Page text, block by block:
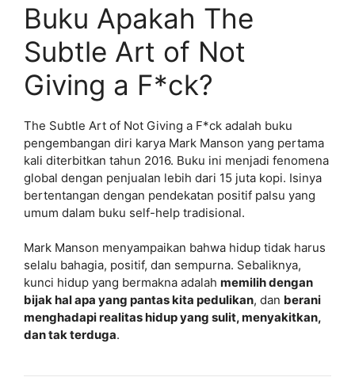
Buku Apakah The
Subtle Art of Not
Giving a F*ck?
The Subtle Art of Not Giving a F*ck adalah buku
pengembangan diri karya Mark Manson yang pertama
kali diterbitkan tahun 2016. Buku ini menjadi fenomena
global dengan penjualan lebih dari 15 juta kopi. Isinya
bertentangan dengan pendekatan positif palsu yang
umum dalam buku self-help tradisional.
Mark Manson menyampaikan bahwa hidup tidak harus
selalu bahagia, positif, dan sempurna. Sebaliknya,
kunci hidup yang bermakna adalah memilih dengan
bijak hal apa yang pantas kita pedulikan, dan berani
menghadapi realitas hidup yang sulit, menyakitkan,
dan tak terduga.